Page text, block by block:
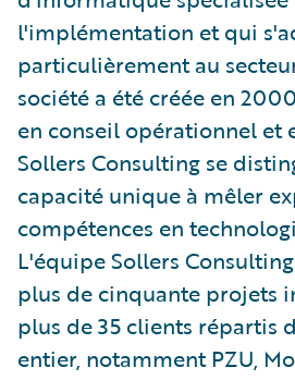
l'implémentation et qui
particulièrement au
société a été créée en
en conseil opérationnel et
Sollers Consulting se
capacité unique à mêler
compétences en
L'équipe Sollers
plus de cinquante projets
plus de 35 clients répartis
entier, notamment PZU,